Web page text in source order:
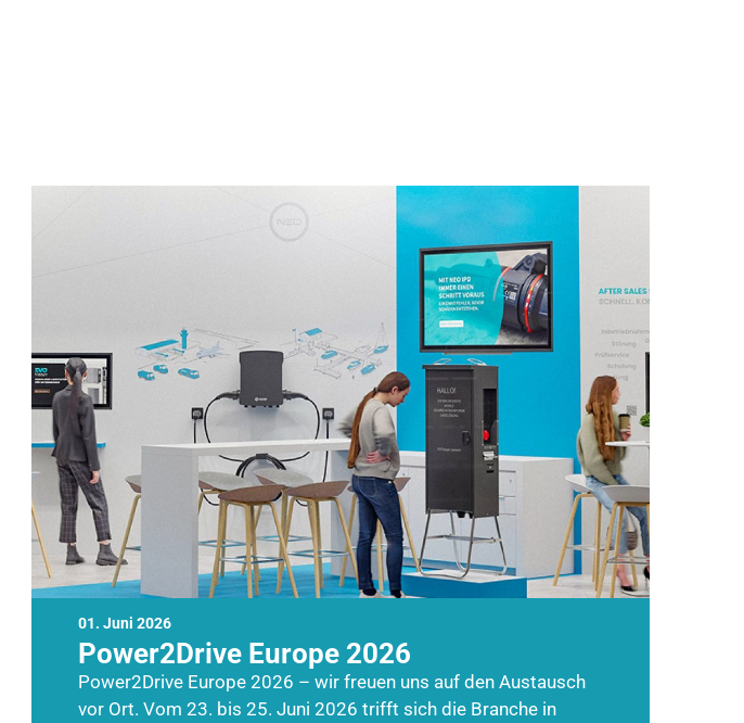
01. Juni 2026
Power2Drive Europe 2026
Power2Drive Europe 2026 – wir freuen uns auf den Austausch
vor Ort. Vom 23. bis 25. Juni 2026 trifft sich die Branche in